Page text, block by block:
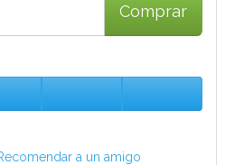
Comprar
a un amigo